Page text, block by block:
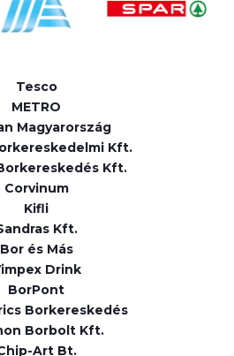
Tesco
METRO
Magyarország
Kft.
Kft.
Corvinum
Kifli
Kft.
Bor és Más
Drink
BorPont
Borkereskedés
Borbolt Kft.
Art Bt.